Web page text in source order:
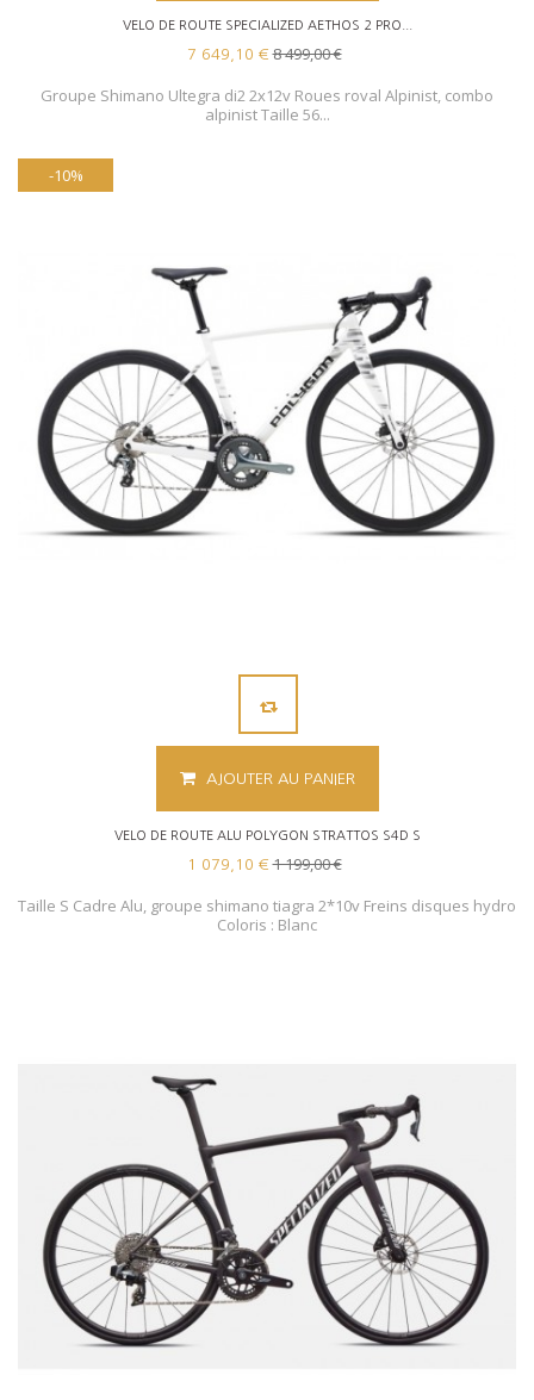
VELO DE ROUTE SPECIALIZED AETHOS 2 PRO...
7 649,10 € 8 499,00 €
Groupe Shimano Ultegra di2 2x12v Roues roval Alpinist, combo
alpinist Taille 56...
-10%
AJOUTER AU PANIER
VELO DE ROUTE ALU POLYGON STRATTOS S4D S
1 079,10 € 1 199,00 €
Taille S Cadre Alu, groupe shimano tiagra 2*10v Freins disques hydro
Coloris : Blanc